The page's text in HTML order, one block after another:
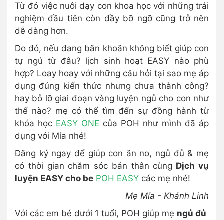
Từ đó việc nuôi dạy con khoa học với những trải
nghiệm đầu tiên còn đầy bỡ ngỡ cũng trở nên
dễ dàng hơn.
Do đó, nếu đang băn khoăn không biết giúp con
tự ngủ từ đâu? lịch sinh hoạt EASY nào phù
hợp? Loay hoay với những câu hỏi tại sao mẹ áp
dụng đúng kiến thức nhưng chưa thành công?
hay bỏ lỡ giai đoạn vàng luyện ngủ cho con như
thế nào? mẹ có thể tìm đến sự đồng hành từ
khóa học EASY ONE của POH như mình đã áp
dụng với Mía nhé!
Đăng ký ngay để giúp con ăn no, ngủ đủ & mẹ
có thời gian chăm sóc bản thân cùng Dịch vụ
luyện EASY cho be POH EASY các mẹ nhé!
Mẹ Mía - Khánh Linh
Với các em bé dưới 1 tuổi, POH giúp mẹ ngủ đủ